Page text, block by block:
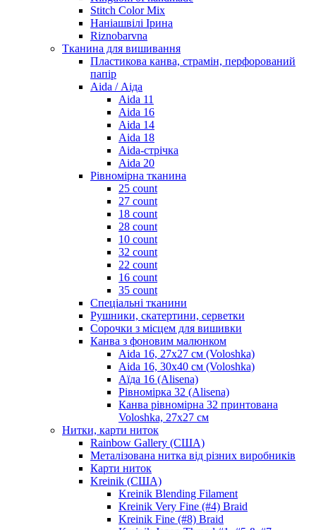
Stitch Color Mix
Наніашвілі Ірина
Riznobarvna
Тканина для вишивання
Пластикова канва, страмін, перфорований
папір
Aida / Аіда
Aida 11
Aida 16
Aida 14
Aida 18
Aida-стрічка
Aida 20
Рівномірна тканина
25 count
27 count
18 count
28 count
10 count
32 count
22 count
16 count
35 count
Спеціальні тканини
Рушники, скатертини, серветки
Сорочки з місцем для вишивки
Канва з фоновим малюнком
Aida 16, 27х27 см (Voloshka)
Aida 16, 30х40 см (Voloshka)
Аїда 16 (Alisena)
Рівномірка 32 (Alisena)
Канва рівномірна 32 принтована
Voloshka, 27х27 см
Нитки, карти ниток
Rainbow Gallery (США)
Металізована нитка від різних виробників
Карти ниток
Kreinik (США)
Kreinik Blending Filament
Kreinik Very Fine (#4) Braid
Kreinik Fine (#8) Braid